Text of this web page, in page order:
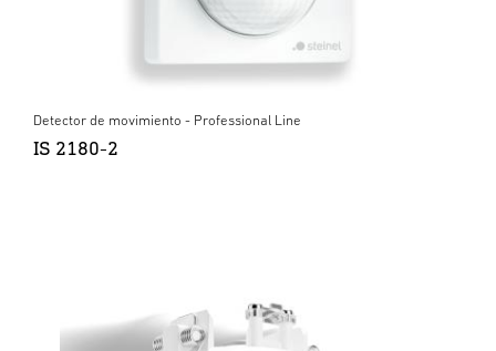
Detector de movimiento - Professional Line
IS 2180-2